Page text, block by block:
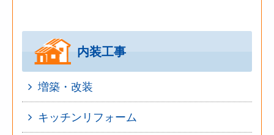
内装工事
増築・改装
キッチンリフォーム